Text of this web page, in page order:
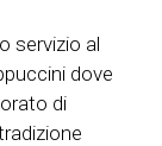
servizio al
dove
di